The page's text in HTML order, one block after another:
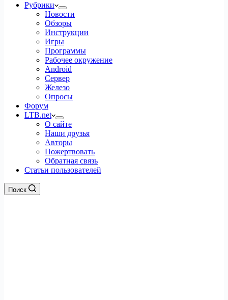
Рубрики
Новости
Обзоры
Инструкции
Игры
Программы
Рабочее окружение
Android
Сервер
Железо
Опросы
Форум
LTB.net
О сайте
Наши друзья
Авторы
Пожертвовать
Обратная связь
Статьи пользователей
Поиск